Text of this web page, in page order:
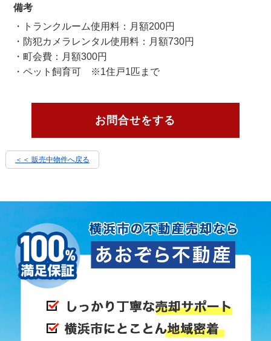
備考
・トランクルーム使用料：月額200円
・防犯カメラレンタル使用料：月額730円
・町会費：月額300円
・ペット飼育可 ※1住戸1匹まで
お問合せをする
＜＜ 販売中物件へ戻る